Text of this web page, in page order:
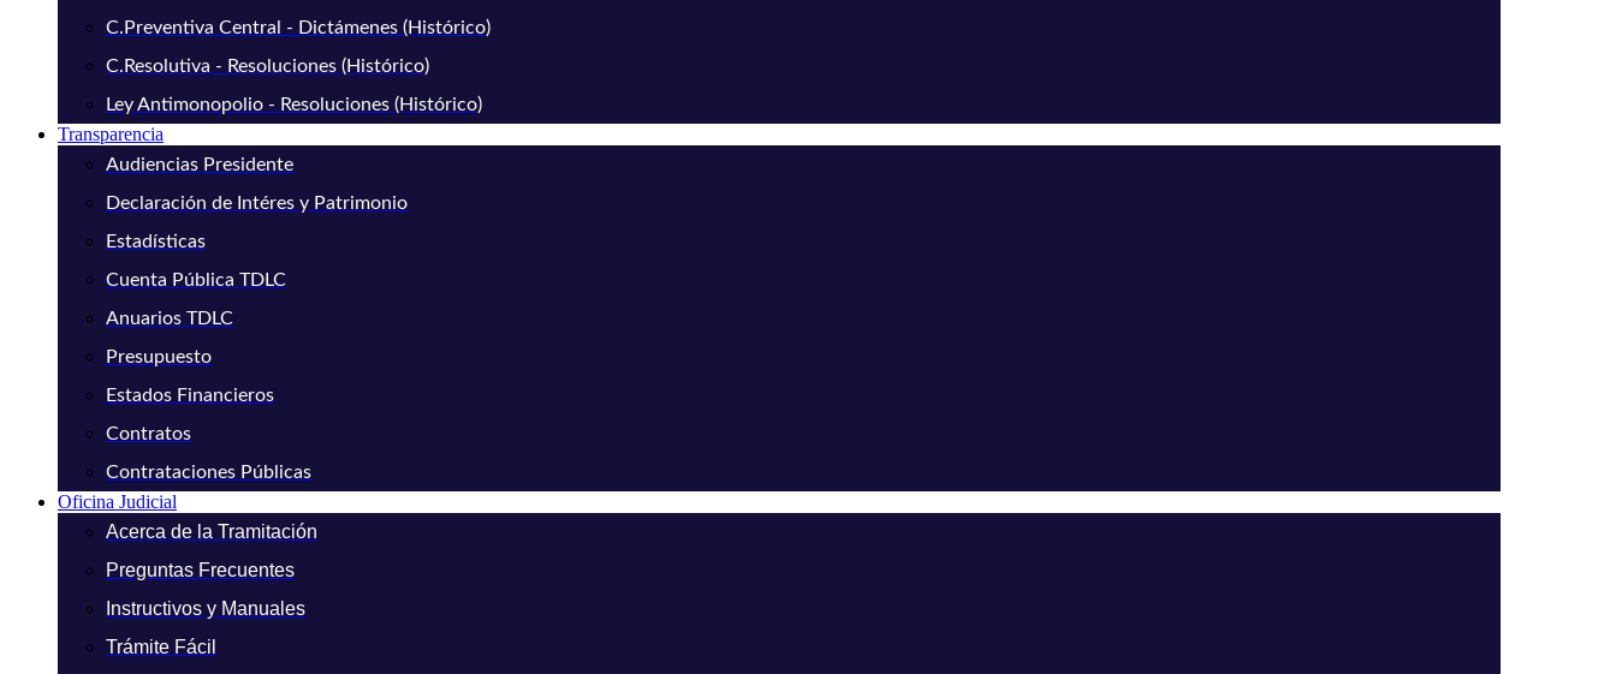
C.Preventiva Central - Dictámenes (Histórico)
C.Resolutiva - Resoluciones (Histórico)
Ley Antimonopolio - Resoluciones (Histórico)
Transparencia
Audiencias Presidente
Declaración de Intéres y Patrimonio
Estadísticas
Cuenta Pública TDLC
Anuarios TDLC
Presupuesto
Estados Financieros
Contratos
Contrataciones Públicas
Oficina Judicial
Acerca de la Tramitación
Preguntas Frecuentes
Instructivos y Manuales
Trámite Fácil